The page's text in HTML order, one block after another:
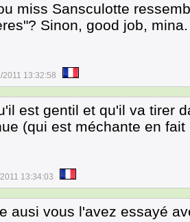
miss Sansculotte
Sinon, good job,
2011 13:32:58
est gentil et qu'il va tirer
(qui est méchante en
13:34:03
ausi vous l'avez essayé